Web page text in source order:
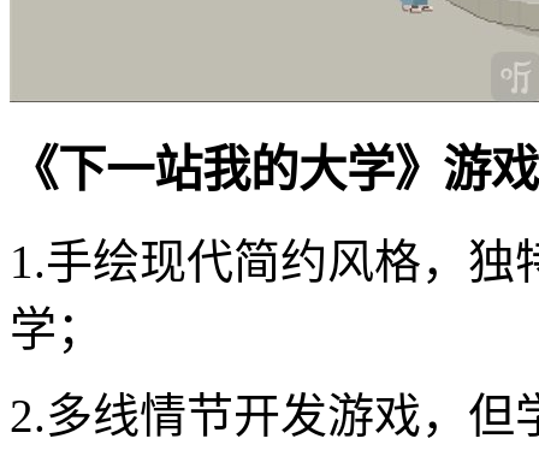
《下一站我的大学》游
1.手绘现代简约风格，
学；
2.多线情节开发游戏，但